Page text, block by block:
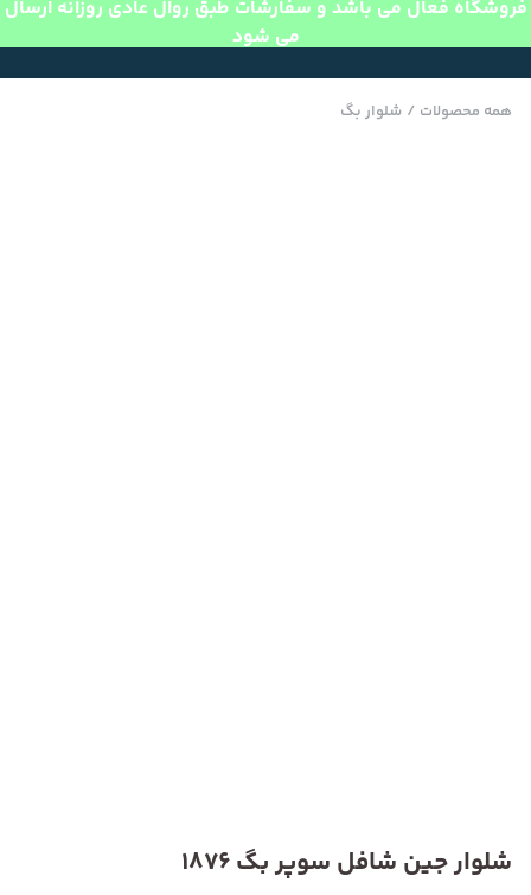
فروشگاه فعال می باشد و سفارشات طبق روال عادی روزانه ارسال
می شود
همه محصولات / شلوار بگ
شلوار جین شافل سوپر بگ 1876